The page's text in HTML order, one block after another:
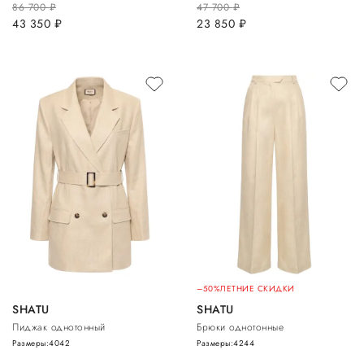
86 700руб.
43 350 руб.
47 700руб.
23 850 руб.
SHATU
Пиджак однотонный
Размеры:4042
–50%ЛЕТНИЕ СКИДКИ
SHATU
Брюки однотонные
Размеры:4244